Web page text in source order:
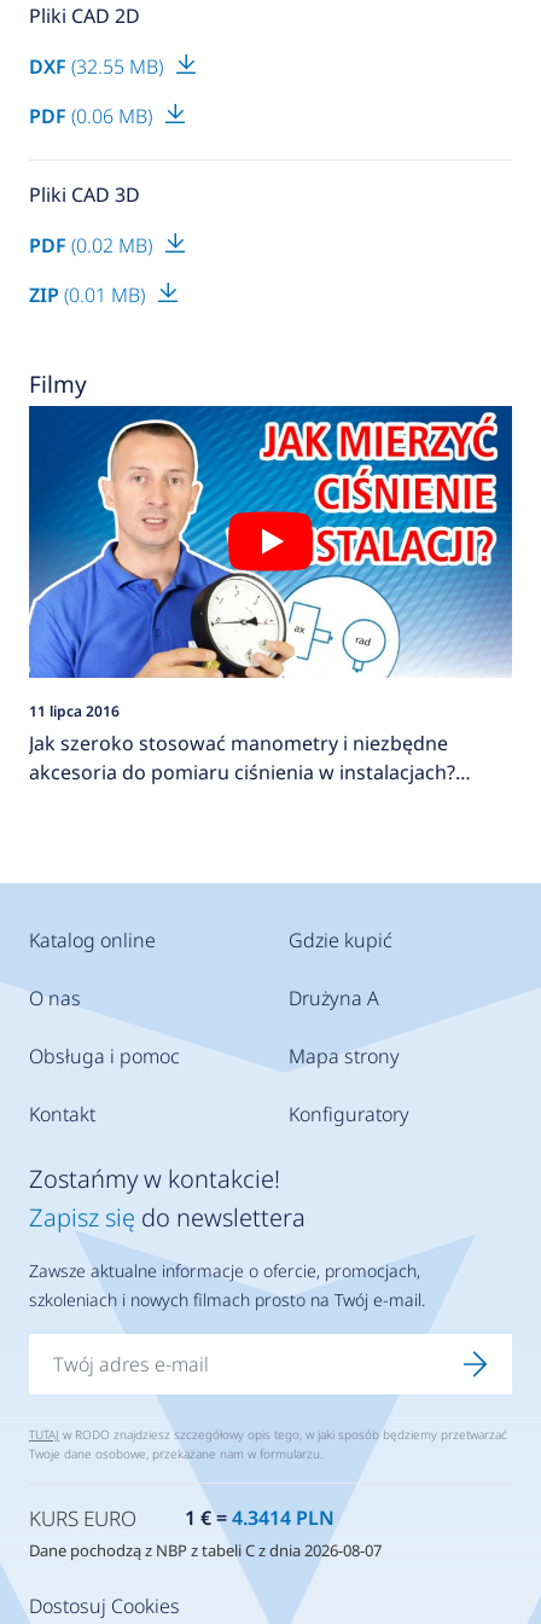
Pliki CAD 2D
DXF (32.55 MB)
PDF (0.06 MB)
Pliki CAD 3D
PDF (0.02 MB)
ZIP (0.01 MB)
Filmy
11 lipca 2016
Jak szeroko stosować manometry i niezbędne
akcesoria do pomiaru ciśnienia w instalacjach?
Katalog online
O nas
Obsługa i pomoc
Kontakt
Gdzie kupić
Drużyna A
Mapa strony
Konfiguratory
Dostosuj Cookies
Zostańmy w kontakcie!
Zapisz się do newslettera
Zawsze aktualne informacje o ofercie, promocjach,
szkoleniach i nowych filmach prosto na Twój e-mail.
TUTAJ w RODO znajdziesz szczegółowy opis tego, w jaki sposób będziemy przetwarzać
Twoje dane osobowe, przekazane nam w formularzu.
KURS EURO 1 € =4.3414 PLN
Dane pochodzą z NBP z tabeli C z dnia 2026-08-07